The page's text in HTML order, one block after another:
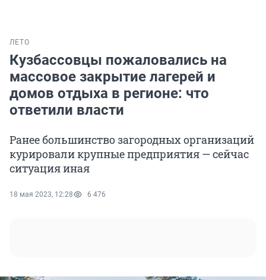
ЛЕТО
Кузбассовцы пожаловались на
массовое закрытие лагерей и
домов отдыха в регионе: что
ответили власти
Ранее большинство загородных организаций
курировали крупные предприятия — сейчас
ситуация иная
18 мая 2023, 12:28 6 476